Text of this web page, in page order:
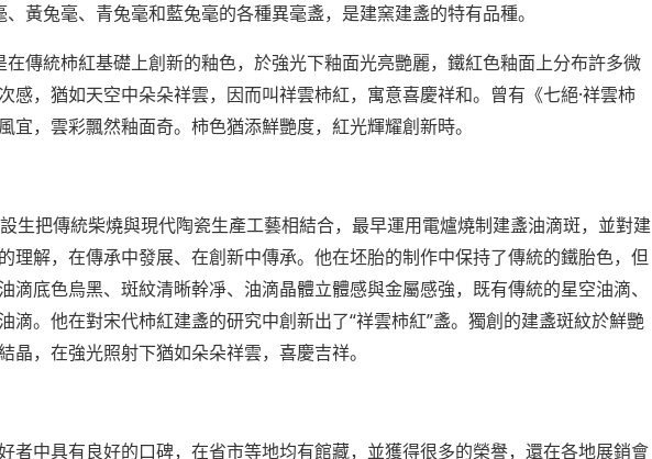
黃兔毫、青兔毫和藍兔毫的各種異毫盞，是建窯建盞的特有品種。
在傳統柿紅基礎上創新的釉色，於強光下釉面光亮艷麗，鐵紅色釉面上分布許多微
感，猶如天空中朵朵祥雲，因而叫祥雲柿紅，寓意喜慶祥和。曾有《七絕·祥雲柿
宜，雲彩飄然釉面奇。柿色猶添鮮艷度，紅光輝耀創新時。
生把傳統柴燒與現代陶瓷生產工藝相結合，最早運用電爐燒制建盞油滴斑，並對建
理解，在傳承中發展、在創新中傳承。他在坯胎的制作中保持了傳統的鐵胎色，但
滴底色烏黑、斑紋清晰幹凈、油滴晶體立體感與金屬感強，既有傳統的星空油滴、
滴。他在對宋代柿紅建盞的研究中創新出了“祥雲柿紅”盞。獨創的建盞斑紋於鮮艷
晶，在強光照射下猶如朵朵祥雲，喜慶吉祥。
者中具有良好的口碑，在省市等地均有館藏，並獲得很多的榮譽，還在各地展銷會